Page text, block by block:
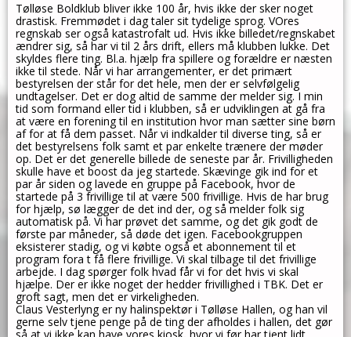
Tølløse Boldklub bliver ikke 100 år, hvis ikke der sker noget
drastisk. Fremmødet i dag taler sit tydelige sprog. VOres
regnskab ser også katastrofalt ud. Hvis ikke billedet/regnskabet
ændrer sig, så har vi til 2 års drift, ellers må klubben lukke. Det
skyldes flere ting. Bl.a. hjælp fra spillere og forældre er næsten
ikke til stede. Når vi har arrangementer, er det primært
bestyrelsen der står for det hele, men der er selvfølgelig
undtagelser. Det er dog altid de samme der melder sig. I min
tid som formand eller tid i klubben, så er udviklingen at gå fra
at være en forening til en institution hvor man sætter sine børn
af for at få dem passet. Når vi indkalder til diverse ting, så er
det bestyrelsens folk samt et par enkelte trænere der møder
op. Det er det generelle billede de seneste par år. Frivilligheden
skulle have et boost da jeg startede. Skævinge gik ind for et
par år siden og lavede en gruppe på Facebook, hvor de
startede på 3 frivillige til at være 500 frivillige. Hvis de har brug
for hjælp, sø lægger de det ind der, og så melder folk sig
automatisk på. Vi har prøvet det samme, og det gik godt de
første par måneder, så døde det igen. Facebookgruppen
eksisterer stadig, og vi købte også et abonnement til et
program fora t få flere frivillige. Vi skal tilbage til det frivillige
arbejde. I dag spørger folk hvad får vi for det hvis vi skal
hjælpe. Der er ikke noget der hedder frivillighed i TBK. Det er
groft sagt, men det er virkeligheden.
Claus Vesterlyng er ny halinspektør i Tølløse Hallen, og han vil
gerne selv tjene penge på de ting der afholdes i hallen, det gør